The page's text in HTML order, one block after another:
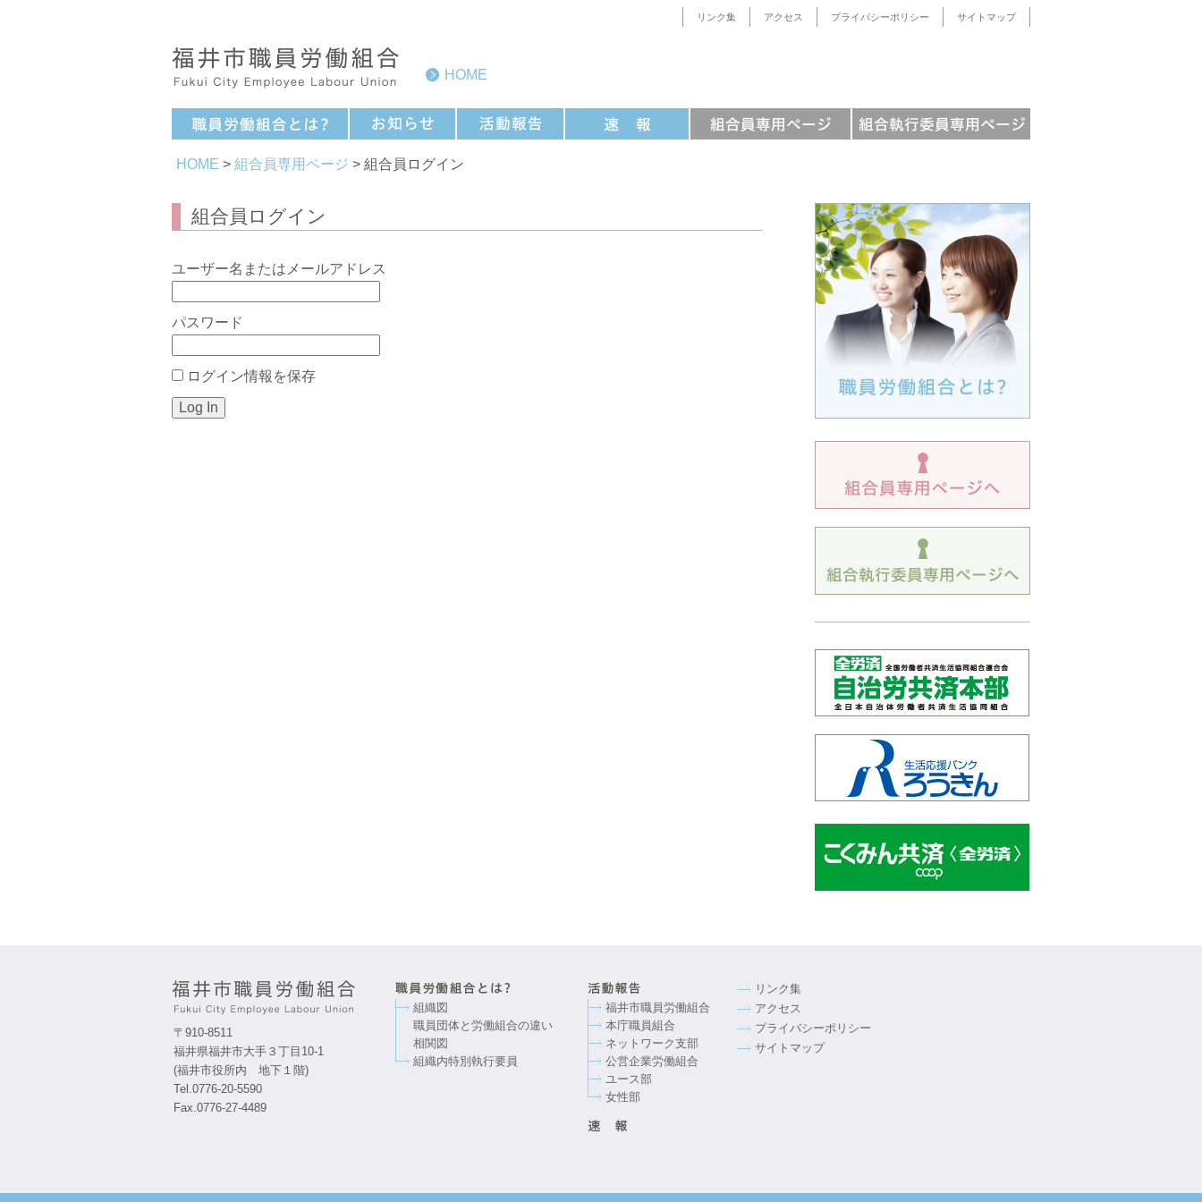
リンク集 アクセス プライバシーポリシー サイトマップ
HOME
HOME > 組合員専用ページ > 組合員ログイン
組合員ログイン
ユーザー名またはメールアドレス
パスワード
ログイン情報を保存
〒910-8511
福井県福井市大手３丁目10-1
(福井市役所内 地下１階)
Tel.0776-20-5590
Fax.0776-27-4489
組織図
職員団体と労働組合の違い
相関図
組織内特別執行要員
福井市職員労働組合
本庁職員組合
ネットワーク支部
公営企業労働組合
ユース部
女性部
リンク集
アクセス
プライバシーポリシー
サイトマップ